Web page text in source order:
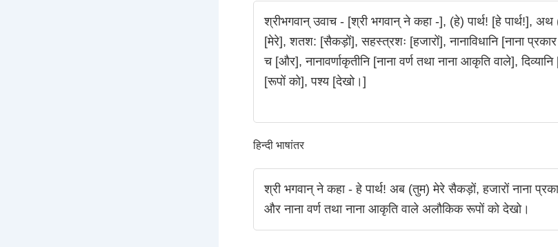
श्रीभगवान् उवाच - [श्री भगवान् ने कहा -], (हे) पार्थ! [हे पार्थ!],
[मेरे], शतश: [सैकड़ों], सहस्त्रशः [हजारों], नानाविधानि [नाना
च [और], नानावर्णाकृतीनि [नाना वर्ण तथा नाना आकृति वाले],
[रूपों को], पश्य [देखो।]
हिन्दी भाषांतर
श्री भगवान् ने कहा - हे पार्थ! अब (तुम) मेरे सैकड़ों, हजारों नाना
और नाना वर्ण तथा नाना आकृति वाले अलौकिक रूपों को देखो।